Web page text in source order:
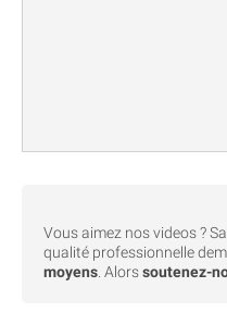
Vous aimez nos videos ?
qualité professionnelle
moyens . Alorssoutenez-